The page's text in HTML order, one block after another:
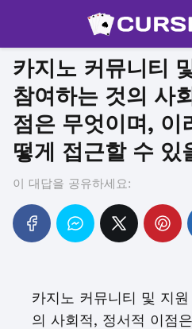
카지노 커뮤니티
참여하는 것의 사
점은 무엇이며, 이
떻게 접근할 수 있
이 대답을 공유하세요:
카지노 커뮤니티 및 지
의 사회적, 정서적 이점